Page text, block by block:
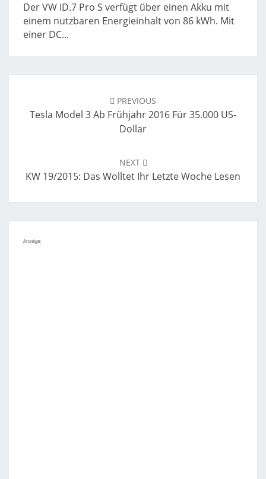
Der VW ID.7 Pro S verfügt über einen Akku mit
einem nutzbaren Energieinhalt von 86 kWh. Mit
einer DC...
PREVIOUS
Tesla Model 3 Ab Frühjahr 2016 Für 35.000 US-
Dollar
NEXT
KW 19/2015: Das Wolltet Ihr Letzte Woche Lesen
Anzeige: